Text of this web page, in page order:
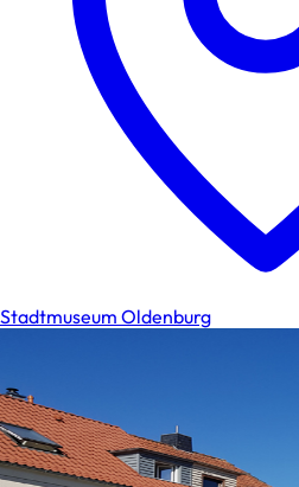
Stadtmuseum Oldenburg